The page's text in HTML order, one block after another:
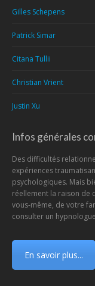
Gilles Schepens
Patrick Simar
Citana Tullii
Christian Vrient
Justin Xu
Infos générales
Des difficultés
expériences
psychologiques. Mais
réellement la raison de
vous-même, de votre
consulter un
En savoir plus...